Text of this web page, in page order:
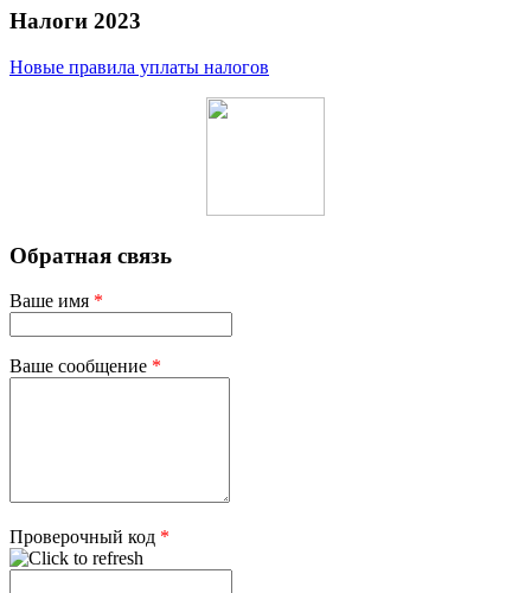
Налоги 2023
Новые правила уплаты налогов
Обратная связь
Ваше имя *
Ваше сообщение *
Проверочный код *